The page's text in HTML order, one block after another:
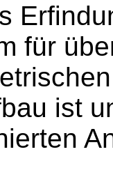
für
ist